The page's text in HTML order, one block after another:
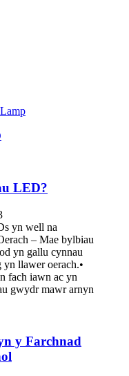
LED?
yn well na
– Mae bylbiau
yn gallu cynnau
llawer oerach.•
fach iawn ac yn
gwydr mawr arnyn
y Farchnad